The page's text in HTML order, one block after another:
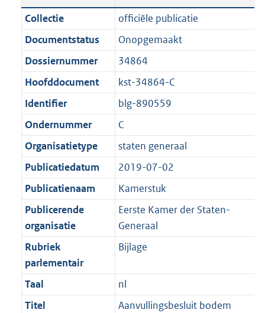
c
t
i
e
n
f
o
r
m
a
a
t
t
:
2
,
8
M
b
n
d
s
r
o
o
t
e
:
1
K
b
a
n
d
g
r
o
t
t
e
:
1
K
b
Collectie
officiële publicatie
Documentstatus
Onopgemaakt
Dossiernummer
34864
Hoofddocument
kst-34864-C
Identifier
blg-890559
Ondernummer
C
Organisatietype
staten generaal
Publicatiedatum
2019-07-02
Publicatienaam
Kamerstuk
Publicerende
organisatie
Eerste Kamer der Staten-
Generaal
Rubriek
parlementair
Bijlage
Taal
nl
Titel
Aanvullingsbesluit bodem